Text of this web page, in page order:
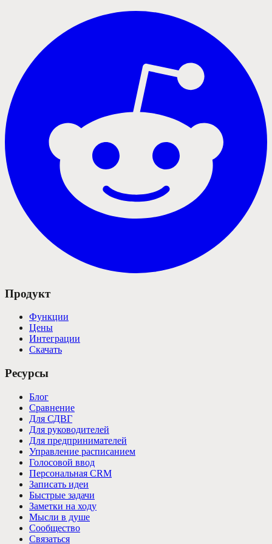
Продукт
Функции
Цены
Интеграции
Скачать
Ресурсы
Блог
Сравнение
Для СДВГ
Для руководителей
Для предпринимателей
Управление расписанием
Голосовой ввод
Персональная CRM
Записать идеи
Быстрые задачи
Заметки на ходу
Мысли в душе
Сообщество
Связаться